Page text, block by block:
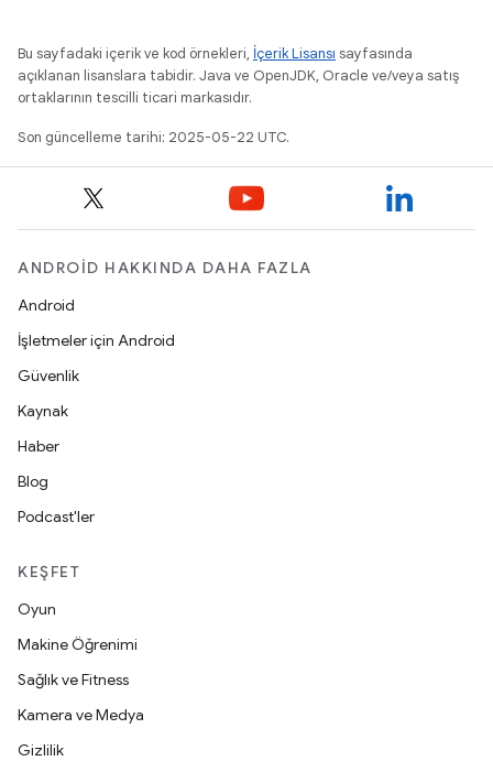
Bu sayfadaki içerik ve kod örnekleri, İçerik Lisansı sayfasında
açıklanan lisanslara tabidir. Java ve OpenJDK, Oracle ve/veya satış
ortaklarının tescilli ticari markasıdır.
Son güncelleme tarihi: 2025-05-22 UTC.
ANDROID HAKKINDA DAHA FAZLA
Android
İşletmeler için Android
Güvenlik
Kaynak
Haber
Blog
Podcast'ler
KEŞFET
Oyun
Makine Öğrenimi
Sağlık ve Fitness
Kamera ve Medya
Gizlilik